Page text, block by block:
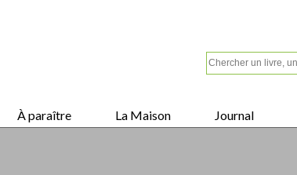
À paraître La Maison Journal